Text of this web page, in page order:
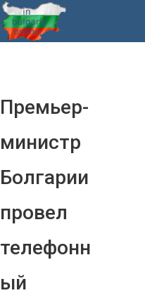
Премьер-
министр
Болгарии
провел
телефонн
ый